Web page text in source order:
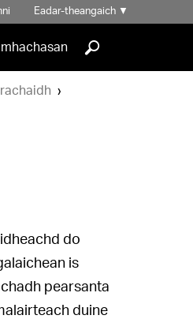
Eadar-theangaich ▼
]
do
is
pearsanta
duine